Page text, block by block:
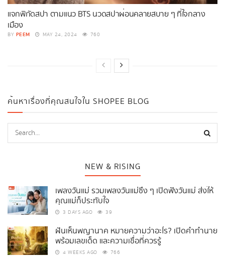
แจกพิกัดสปา ตามแนว BTS นวดสปาผ่อนคลายสบาย ๆ ที่ใจกลาง
เมือง
BY PEEM MAY 24, 2024 760
ค้นหาเรื่องที่คุณสนใจใน SHOPEE BLOG
NEW & RISING
เพลงวันแม่ รวมเพลงวันแม่ซึ้ง ๆ เปิดฟังวันแม่ ส่งให้
คุณแม่ก็ประทับใจ
3 DAYS AGO 39
ฝันเห็นพญานาค หมายความว่าอะไร? เปิดคำทำนาย
พร้อมเลขเด็ด และความเชื่อที่ควรรู้
4 WEEKS AGO 766